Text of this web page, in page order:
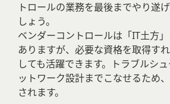
トロールの業務を最後までやり遂
しょう。
ベンダーコントロールは「IT土方
ありますが、必要な資格を取得す
しても活躍できます。トラブルシ
ットワーク設計までこなせるため
されます。